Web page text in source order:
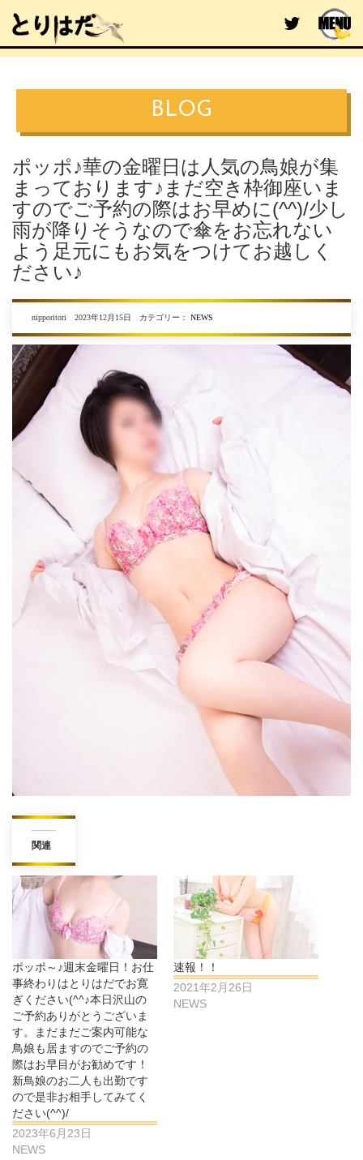
BLOG
ポッポ♪華の金曜日は人気の鳥娘が集
まっております♪まだ空き枠御座いま
すのでご予約の際はお早めに(^^)/少し
雨が降りそうなので傘をお忘れない
よう足元にもお気をつけてお越しく
ださい♪
nipporitori 2023年12月15日 カテゴリー： NEWS
関連
ポッポ～♪週末金曜日！お仕
事終わりはとりはだでお寛
ぎください(^^♪本日沢山の
ご予約ありがとうございま
す。まだまだご案内可能な
鳥娘も居ますのでご予約の
際はお早目がお勧めです！
新鳥娘のお二人も出勤です
ので是非お相手してみてく
ださい(^^)/
2023年6月23日
NEWS
速報！！
2021年2月26日
NEWS